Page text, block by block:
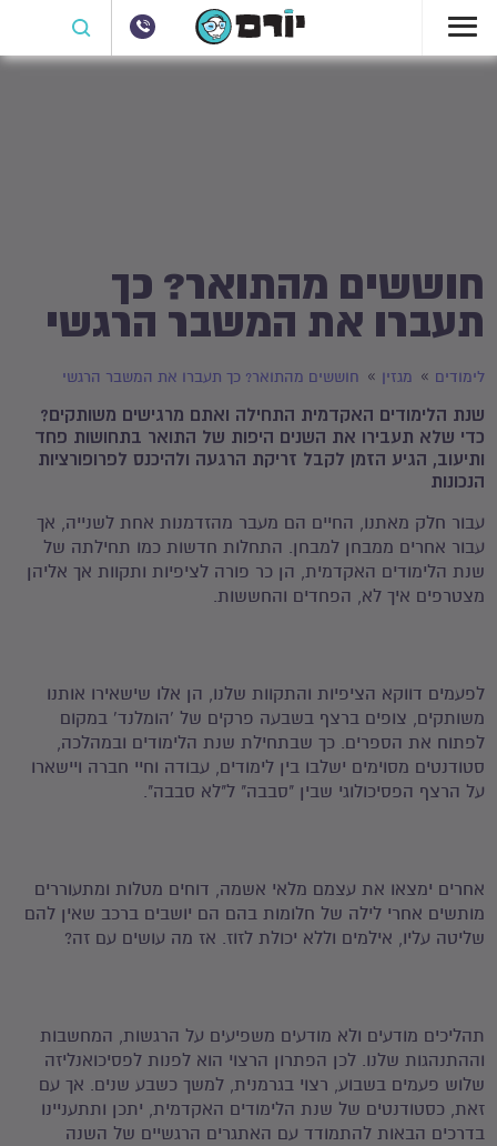
חוששים מהתואר? כך
תעברו את המשבר הרגשי
לימודים מגזין חוששים מהתואר? כך תעברו את המשבר הרגשי
שנת הלימודים האקדמית התחילה ואתם מרגישים משותקים?
כדי שלא תעבירו את השנים היפות של התואר בתחושות פחד
ותיעוב, הגיע הזמן לקבל זריקת הרגעה ולהיכנס לפרופורציות
הנכונות
עבור חלק מאתנו, החיים הם מעבר מהזדמנות אחת לשנייה, אך
עבור אחרים ממבחן למבחן. התחלות חדשות כמו תחילתה של
שנת הלימודים האקדמית, הן כר פורה לציפיות ותקוות אך אליהן
מצטרפים איך לא, הפחדים והחששות.
לפעמים דווקא הציפיות והתקוות שלנו, הן אלו שישאירו אותנו
משותקים, צופים ברצף בשבעה פרקים של 'הומלנד' במקום
לפתוח את הספרים. כך שבתחילת שנת הלימודים ובמהלכה,
סטודנטים מסוימים ישלבו בין לימודים, עבודה וחיי חברה ויישארו
על הרצף הפסיכולוגי שבין "סבבה" ל"לא סבבה".
אחרים ימצאו את עצמם מלאי אשמה, דוחים מטלות ומתעוררים
מותשים אחרי לילה של חלומות בהם הם יושבים ברכב שאין להם
שליטה עליו, אילמים וללא יכולת לזוז. אז מה עושים עם זה?
תהליכים מודעים ולא מודעים משפיעים על הרגשות, המחשבות
וההתנהגות שלנו. לכן הפתרון הרצוי הוא לפנות לפסיכואנליזה
שלוש פעמים בשבוע, רצוי בגרמנית, למשך כשבע שנים. אך עם
זאת, כסטודנטים של שנת הלימודים האקדמית, יתכן ותתעניינו
בדרכים הבאות להתמודד עם האתגרים הרגשיים של השנה